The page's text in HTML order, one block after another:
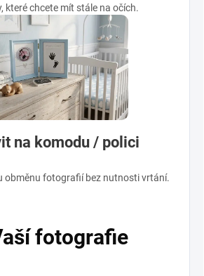
které chcete mít stále na očích.
na komodu / polici
obměnu fotografií bez nutnosti vrtání.
fotografie